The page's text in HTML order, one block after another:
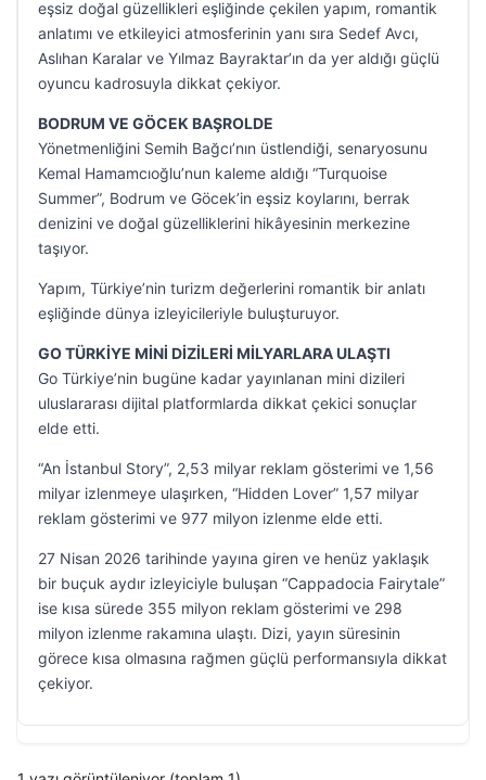
eşsiz doğal güzellikleri eşliğinde çekilen yapım, romantik
anlatımı ve etkileyici atmosferinin yanı sıra Sedef Avcı,
Aslıhan Karalar ve Yılmaz Bayraktar’ın da yer aldığı güçlü
oyuncu kadrosuyla dikkat çekiyor.
BODRUM VE GÖCEK BAŞROLDE
Yönetmenliğini Semih Bağcı’nın üstlendiği, senaryosunu
Kemal Hamamcıoğlu’nun kaleme aldığı “Turquoise
Summer”, Bodrum ve Göcek’in eşsiz koylarını, berrak
denizini ve doğal güzelliklerini hikâyesinin merkezine
taşıyor.
Yapım, Türkiye’nin turizm değerlerini romantik bir anlatı
eşliğinde dünya izleyicileriyle buluşturuyor.
GO TÜRKİYE MİNİ DİZİLERİ MİLYARLARA ULAŞTI
Go Türkiye’nin bugüne kadar yayınlanan mini dizileri
uluslararası dijital platformlarda dikkat çekici sonuçlar
elde etti.
“An İstanbul Story”, 2,53 milyar reklam gösterimi ve 1,56
milyar izlenmeye ulaşırken, “Hidden Lover” 1,57 milyar
reklam gösterimi ve 977 milyon izlenme elde etti.
27 Nisan 2026 tarihinde yayına giren ve henüz yaklaşık
bir buçuk aydır izleyiciyle buluşan “Cappadocia Fairytale”
ise kısa sürede 355 milyon reklam gösterimi ve 298
milyon izlenme rakamına ulaştı. Dizi, yayın süresinin
görece kısa olmasına rağmen güçlü performansıyla dikkat
çekiyor.